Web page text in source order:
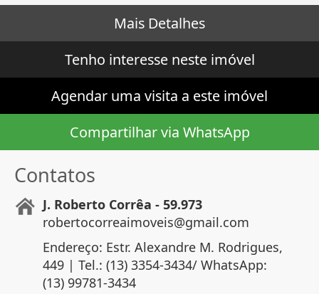
Mais Detalhes
Tenho interesse neste imóvel
Agendar uma visita a este imóvel
Compartilhar via WhatsApp
Contatos
J. Roberto Corrêa - 59.973
robertocorreaimoveis@gmail.com
Endereço: Estr. Alexandre M. Rodrigues,
449 | Tel.: (13) 3354-3434/ WhatsApp:
(13) 99781-3434